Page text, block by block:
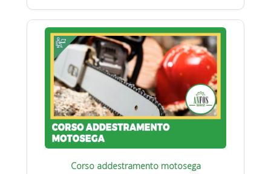
Corso addestramento motosega